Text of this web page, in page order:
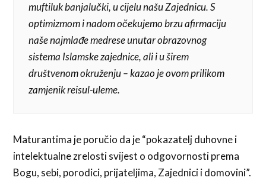
muftiluk banjalučki, u cijelu našu Zajednicu. S
optimizmom i nadom očekujemo brzu afirmaciju
naše najmlađe medrese unutar obrazovnog
sistema Islamske zajednice, ali i u širem
društvenom okruženju – kazao je ovom prilikom
zamjenik reisul-uleme.
Maturantima je poručio da je “pokazatelj duhovne i
intelektualne zrelosti svijest o odgovornosti prema
Bogu, sebi, porodici, prijateljima, Zajednici i domovini”.